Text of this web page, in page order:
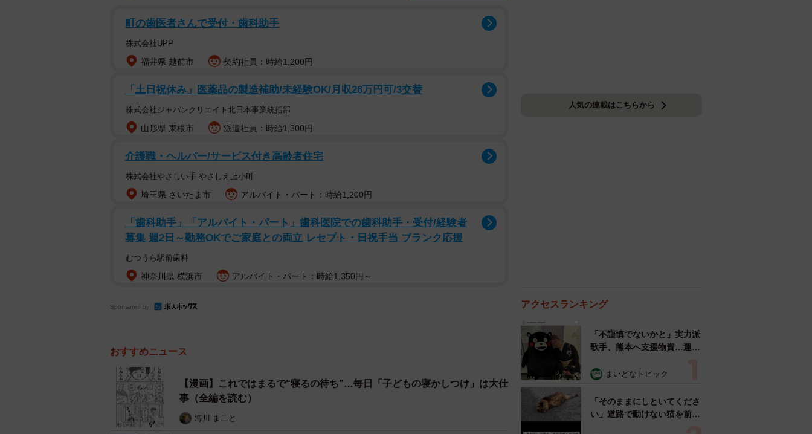
町の歯医者さんで受付・歯科助手
株式会社UPP
福井県 越前市 契約社員：時給1,200円
「土日祝休み」医薬品の製造補助/未経験OK/月収26万円可/3交替
株式会社ジャパンクリエイト北日本事業統括部
山形県 東根市 派遣社員：時給1,300円
介護職・ヘルパー/サービス付き高齢者住宅
株式会社やさしい手 やさしえ上小町
埼玉県 さいたま市 アルバイト・パート：時給1,200円
「歯科助手」「アルバイト・パート」歯科医院での歯科助手・受付/経験者
募集 週2日～勤務OKでご家庭との両立 レセプト・日祝手当 ブランク応援
むつうら駅前歯科
神奈川県 横浜市 アルバイト・パート：時給1,350円～
Sponsored by
おすすめニュース
【漫画】これではまるで“寝るの待ち”…毎日「子どもの寝かしつけ」は大仕
事（全編を読む）
海川 まこと
人気の連載はこちらから
アクセスランキング
「不謹慎でないかと」実力派
歌手、熊本へ支援物資…運搬
めらい 「痛いほど伝わる」
まいどなトピック
「そのままにしといてくださ
い」道路で動けない猫を前に